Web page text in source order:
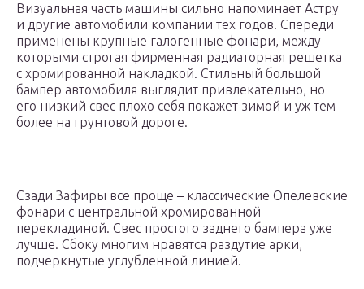
Визуальная часть машины сильно напоминает Астру
и другие автомобили компании тех годов. Спереди
применены крупные галогенные фонари, между
которыми строгая фирменная радиаторная решетка
с хромированной накладкой. Стильный большой
бампер автомобиля выглядит привлекательно, но
его низкий свес плохо себя покажет зимой и уж тем
более на грунтовой дороге.
Сзади Зафиры все проще – классические Опелевские
фонари с центральной хромированной
перекладиной. Свес простого заднего бампера уже
лучше. Сбоку многим нравятся раздутие арки,
подчеркнутые углубленной линией.